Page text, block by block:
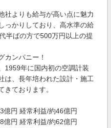
社よりも給与が高い点に魅力
っかりしており、高水準の給
半ばの方で500万円以上の提
ンパニー！
1959年に国内初の空調計装
は、長年培われた設計・施工
きております。
億円 経常利益/約46億円
億円 経常利益/約62億円